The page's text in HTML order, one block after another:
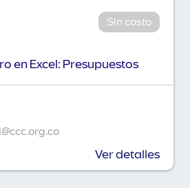
Sin costo
en Excel: Presupuestos
Ver detalles